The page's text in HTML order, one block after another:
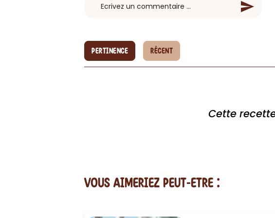
PERTINENCE RÉCENT
Cette
vous AIMERiEZ PEUT-ETRE :